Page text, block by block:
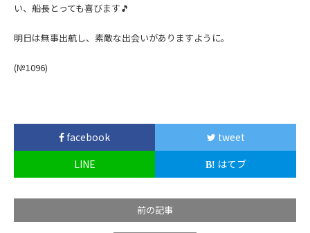
い、船長とっても喜びます🎵
明日は無事出航し、素敵な出会いがありますように。
(№1096)
facebook
tweet
LINE
はてブ
前の記事